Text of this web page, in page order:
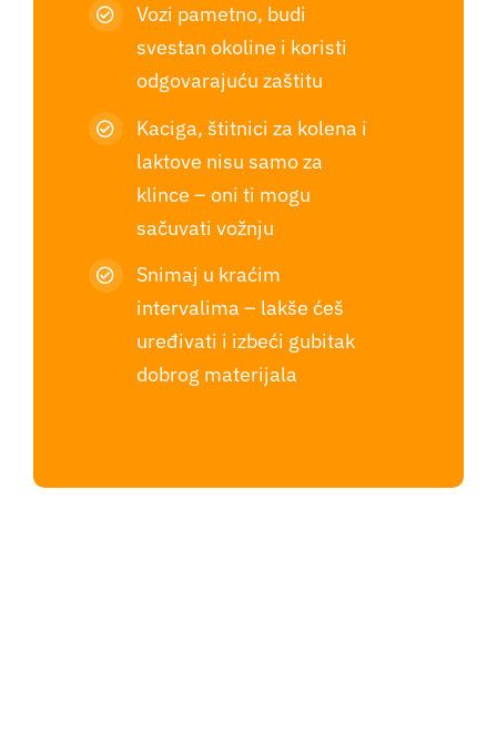
Vozi pametno, budi
svestan okoline i koristi
odgovarajuću zaštitu
Kaciga, štitnici za kolena i
laktove nisu samo za
klince – oni ti mogu
sačuvati vožnju
Snimaj u kraćim
intervalima – lakše ćeš
uređivati i izbeći gubitak
dobrog materijala